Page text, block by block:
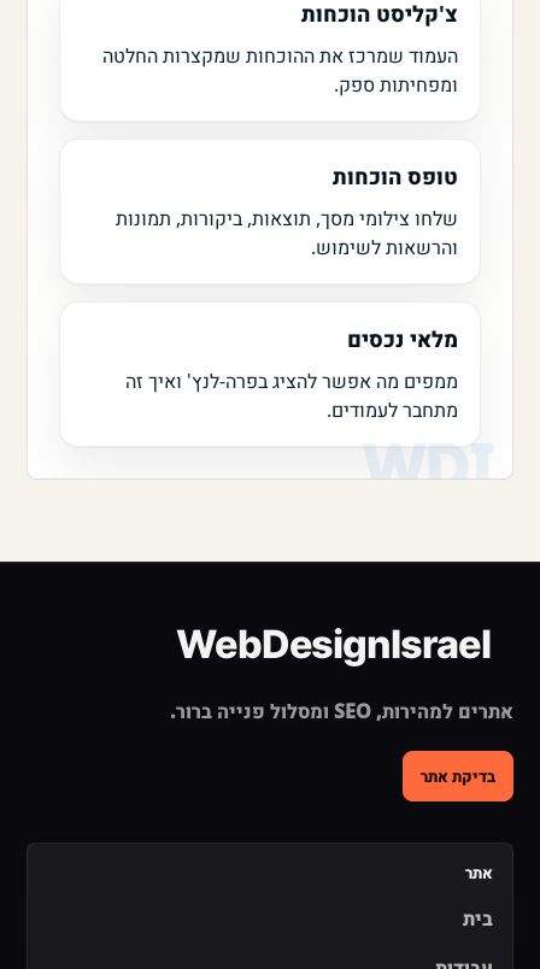
צ'קליסט הוכחות
העמוד שמרכז את ההוכחות שמקצרות החלטה
ומפחיתות ספק.
טופס הוכחות
שלחו צילומי מסך, תוצאות, ביקורות, תמונות
והרשאות לשימוש.
מלאי נכסים
ממפים מה אפשר להציג בפרה-לנץ' ואיך זה
מתחבר לעמודים.
אתרים למהירות, SEO ומסלול פנייה ברור.
בדיקת אתר
אתר
בית